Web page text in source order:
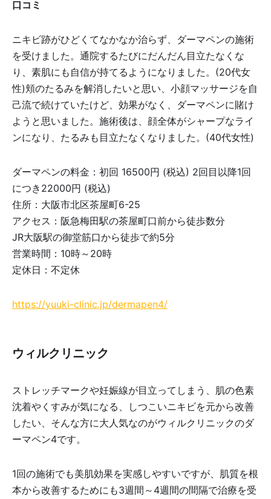
口コミ
ニキビ跡がひどくてなかなか治らず、ダーマペンの施術
を受けました。通院するたびにだんだん目立たなくな
り、素肌にも自信が持てるようになりました。(20代女
性)頬のたるみを解消したいと思い、小顔マッサージを自
己流で続けていたけど、効果がなく、ダーマペンに賭け
ようと思いました。施術後は、顔全体がシャープなライ
ンになり、たるみも目立たなくなりました。(40代女性)
ダーマペンの料金：初回 16500円 (税込) 2回目以降1回
につき22000円 (税込)
住所：大阪市北区茶屋町6-25
アクセス：阪急梅田駅の茶屋町口前から徒歩数分
JR大阪駅の御堂筋口から徒歩で約5分
営業時間：10時～20時
定休日：不定休
https://yuuki-clinic.jp/dermapen4/
ウィルクリニック
ストレッチマークや妊娠線が目立ってしまう、肌の色素
沈着やくすみが気になる、しつこいニキビを元から改善
したい、そんな方に大人気なのがウィルクリニックのダ
ーマペン4です。
1回の施術でも美肌効果を実感しやすいですが、肌質を根
本から改善するためにも3週間～4週間の間隔で治療を受